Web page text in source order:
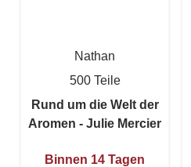
Nathan
500 Teile
Rund um die Welt der
Aromen - Julie Mercier
Binnen 14 Tagen